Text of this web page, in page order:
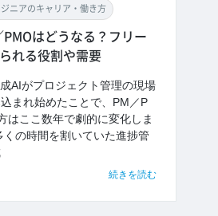
ニアのキャリア・働き方
はどうなる？フリー
れる役割や需要
AIがプロジェクト管理の現場
まれ始めたことで、PM／P
はここ数年で劇的に変化しま
くの時間を割いていた進捗管
続きを読む